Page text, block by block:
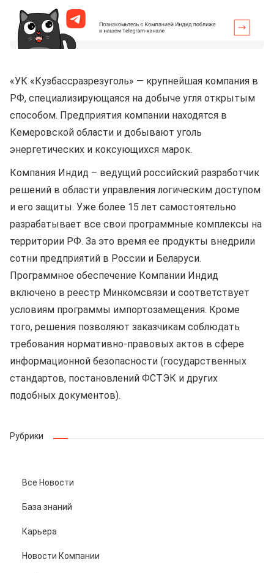
«УК «Кузбассразрезуголь» — крупнейшая компания в
РФ, специализирующаяся на добыче угля открытым
способом. Предприятия компании находятся в
Кемеровской области и добывают уголь
энергетических и коксующихся марок.
Компания Индид – ведущий российский разработчик
решений в области управления логическим доступом
и его защиты. Уже более 15 лет самостоятельно
разрабатывает все свои программные комплексы на
территории РФ. За это время ее продукты внедрили
сотни предприятий в России и Беларуси.
Программное обеспечение Компании Индид
включено в реестр Минкомсвязи и соответствует
условиям программы импортозамещения. Кроме
того, решения позволяют заказчикам соблюдать
требования нормативно-правовых актов в сфере
информационной безопасности (государственных
стандартов, постановлений ФСТЭК и других
подобных документов).
Рубрики
Все Новости
База знаний
Карьера
Новости Компании